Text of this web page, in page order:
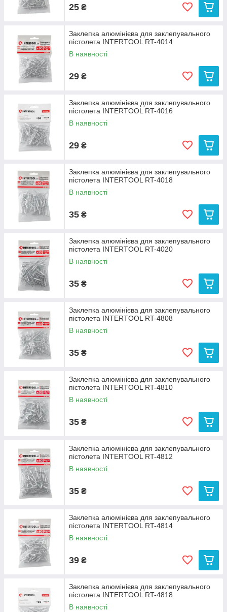
25 ₴
Заклепка алюмінієва для заклепувального
пістолета INTERTOOL RT-4014
В наявності
29 ₴
Заклепка алюмінієва для заклепувального
пістолета INTERTOOL RT-4016
В наявності
29 ₴
Заклепка алюмінієва для заклепувального
пістолета INTERTOOL RT-4018
В наявності
35 ₴
Заклепка алюмінієва для заклепувального
пістолета INTERTOOL RT-4020
В наявності
35 ₴
Заклепка алюмінієва для заклепувального
пістолета INTERTOOL RT-4808
В наявності
35 ₴
Заклепка алюмінієва для заклепувального
пістолета INTERTOOL RT-4810
В наявності
35 ₴
Заклепка алюмінієва для заклепувального
пістолета INTERTOOL RT-4812
В наявності
35 ₴
Заклепка алюмінієва для заклепувального
пістолета INTERTOOL RT-4814
В наявності
39 ₴
Заклепка алюмінієва для заклепувального
пістолета INTERTOOL RT-4818
В наявності